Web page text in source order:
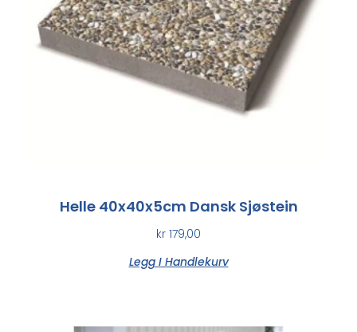
Helle 40x40x5cm Dansk Sjøstein
kr 179,00
Legg I Handlekurv